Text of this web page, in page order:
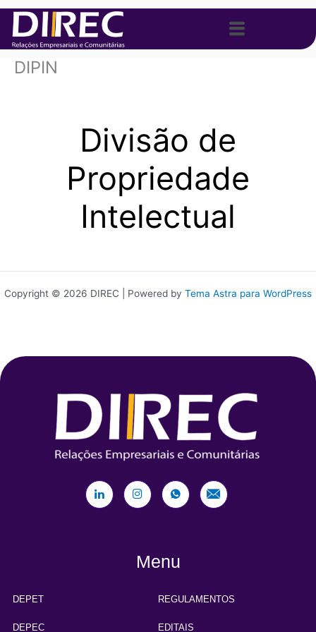
Ir
para
Menu
DIPIN
Divisão de
Propriedade
Intelectual
Copyright © 2026 DIREC | Powered by Tema Astra para WordPress
Menu
DEPET
DEPEC
REGULAMENTOS
EDITAIS